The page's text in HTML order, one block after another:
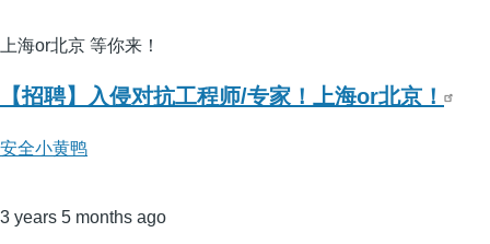
上海or北京 等你来！
【招聘】入侵对抗工程师/专家！上海or北京！
安全小黄鸭
3 years 5 months ago